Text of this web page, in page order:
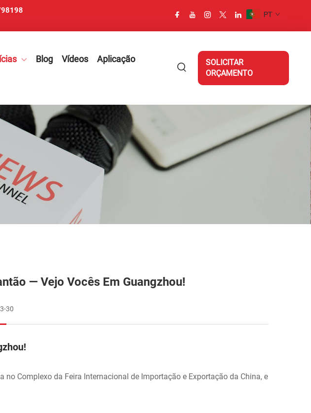
PT
Blog Vídeos
Aplicação
SOLICITAR
ORÇAMENTO
— Vejo Vocês Em Guangzhou!
30
no Complexo da Feira Internacional de Importação e Exportação da China, e